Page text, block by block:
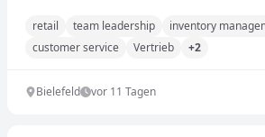
retail team leadership
inventory
customer service
Vertrieb +2
Bielefeld vor 11 Tagen